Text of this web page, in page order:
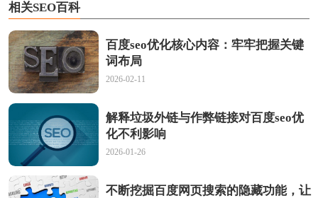
相关SEO百科
百度seo优化核心内容：牢牢把握关键
词布局
2026-02-11
解释垃圾外链与作弊链接对百度seo优
化不利影响
2026-01-26
不断挖掘百度网页搜索的隐藏功能，让